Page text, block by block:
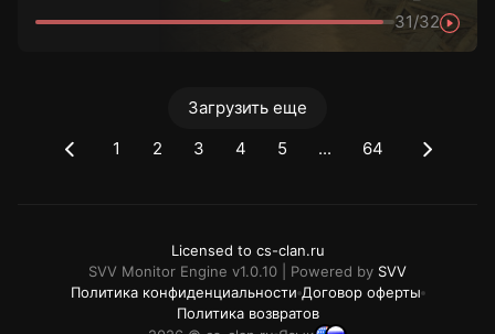
31/32
Загрузить еще
1
2 3 4 5 ... 64
Политика конфиденциальности Договор оферты
Политика возвратов
Licensed to cs-clan.ru
SVV Monitor Engine v1.0.10 | Powered by SVV